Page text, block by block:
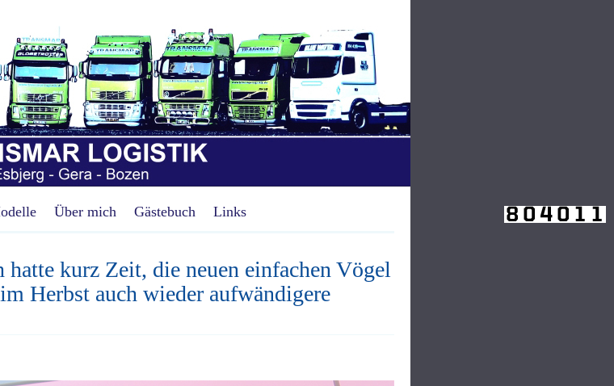
Über mich Gästebuch Links
kurz Zeit, die neuen einfachen Vögel
Herbst auch wieder aufwändigere